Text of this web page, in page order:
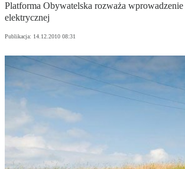
Platforma Obywatelska rozważa
elektrycznej
Publikacja: 14.12.2010 08:31